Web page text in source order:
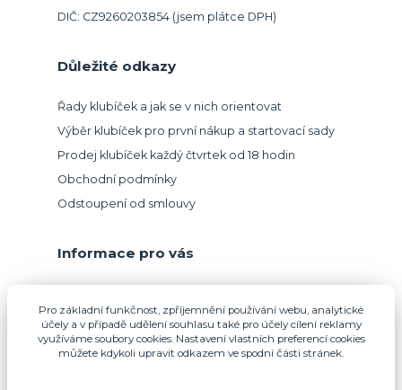
DIČ: CZ9260203854 (jsem plátce DPH)
Důležité odkazy
Řady klubíček a jak se v nich orientovat
Výběr klubíček pro první nákup a startovací sady
Prodej klubíček každý čtvrtek od 18 hodin
Obchodní podmínky
Odstoupení od smlouvy
Informace pro vás
Pro základní funkčnost, zpříjemnění používání webu, analytické
účely a v případě udělení souhlasu také pro účely cílení reklamy
využíváme soubory cookies. Nastavení vlastních preferencí cookies
můžete kdykoli upravit odkazem ve spodní části stránek.